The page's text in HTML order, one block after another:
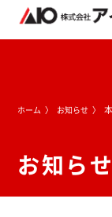
ホーム お知らせ
お知らせ